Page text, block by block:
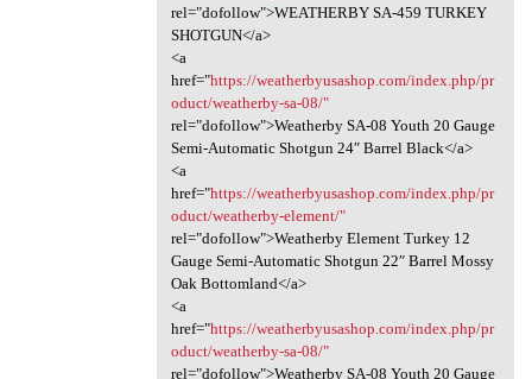
rel="dofollow">WEATHERBY SA-459 TURKEY
SHOTGUN</a>
<a
href="https://weatherbyusashop.com/index.php/pr
oduct/weatherby-sa-08/"
rel="dofollow">Weatherby SA-08 Youth 20 Gauge
Semi-Automatic Shotgun 24″ Barrel Black</a>
<a
href="https://weatherbyusashop.com/index.php/pr
oduct/weatherby-element/"
rel="dofollow">Weatherby Element Turkey 12
Gauge Semi-Automatic Shotgun 22″ Barrel Mossy
Oak Bottomland</a>
<a
href="https://weatherbyusashop.com/index.php/pr
oduct/weatherby-sa-08/"
rel="dofollow">Weatherby SA-08 Youth 20 Gauge